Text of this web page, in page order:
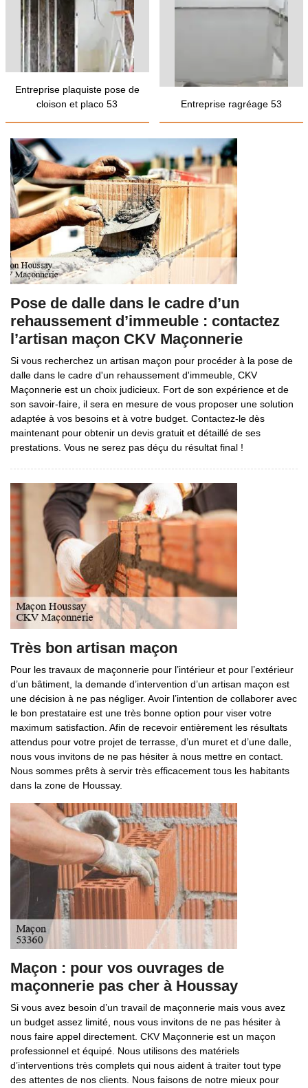
Entreprise plaquiste pose de
cloison et placo 53
Entreprise ragréage 53
Pose de dalle dans le cadre d’un
rehaussement d’immeuble : contactez
l’artisan maçon CKV Maçonnerie
Si vous recherchez un artisan maçon pour procéder à la pose de
dalle dans le cadre d'un rehaussement d'immeuble, CKV
Maçonnerie est un choix judicieux. Fort de son expérience et de
son savoir-faire, il sera en mesure de vous proposer une solution
adaptée à vos besoins et à votre budget. Contactez-le dès
maintenant pour obtenir un devis gratuit et détaillé de ses
prestations. Vous ne serez pas déçu du résultat final !
Très bon artisan maçon
Pour les travaux de maçonnerie pour l’intérieur et pour l’extérieur
d’un bâtiment, la demande d’intervention d’un artisan maçon est
une décision à ne pas négliger. Avoir l’intention de collaborer avec
le bon prestataire est une très bonne option pour viser votre
maximum satisfaction. Afin de recevoir entièrement les résultats
attendus pour votre projet de terrasse, d’un muret et d’une dalle,
nous vous invitons de ne pas hésiter à nous mettre en contact.
Nous sommes prêts à servir très efficacement tous les habitants
dans la zone de Houssay.
Maçon : pour vos ouvrages de
maçonnerie pas cher à Houssay
Si vous avez besoin d’un travail de maçonnerie mais vous avez
un budget assez limité, nous vous invitons de ne pas hésiter à
nous faire appel directement. CKV Maçonnerie est un maçon
professionnel et équipé. Nous utilisons des matériels
d’interventions très complets qui nous aident à traiter tout type
des attentes de nos clients. Nous faisons de notre mieux pour